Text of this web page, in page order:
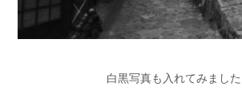
白黒写真も入れてみました